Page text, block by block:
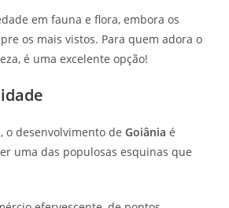
em fauna e flora, embora os
os mais vistos. Para quem adora o
é uma excelente opção!
o desenvolvimento deGoiânia é
uma das populosas esquinas que